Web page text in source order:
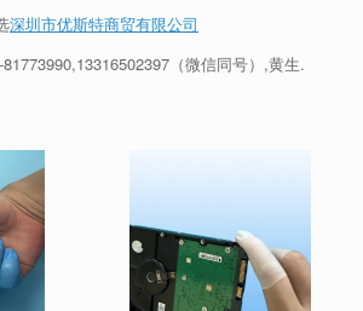
深圳市优斯特商贸有限公司
,13316502397 （微信同号）,黄生.